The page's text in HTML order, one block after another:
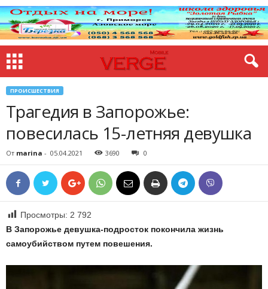
ПРОИСШЕСТВИЯ
Трагедия в Запорожье:
повесилась 15-летняя девушка
От marina - 05.04.2021 3690 0
Просмотры: 2 792
В Запорожье девушка-подросток покончила жизнь
самоубийством путем повешения.